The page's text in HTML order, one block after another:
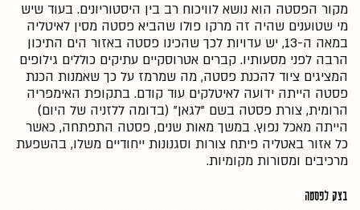
מקור הפסטה הוא נושא לוויכוח רב בין היסטוריונים. בעוד שיש
מי שטוענים שהיה זה מרקו פולו שהביא פסטה מסין לאיטליה
במאה ה-13, יש עדויות לכך שהכינו פסטה באזור הים התיכון
הרבה לפני מסעותיו. קברים אטרוסקיים עתיקים כוללים גילופים
המציגים ציוד להכנת פסטה, מה שמרמז על כך שאמנות הכנת
פסטה הייתה ידועה לאיטלקים עוד קודם. בתקופת האימפריה
הרומית, צורת פסטה בשם "לגאן" (בדומה ללזניה של היום)
הייתה מאכל נפוץ. במשך מאות שנים, פסטה התפתחה, כאשר
כל אזור באטליה פיתח צורות וסגנונות ייחודיים משלו, בהשפעת
מרכיבים ומסורות מקומיות.
בצק לפסטה